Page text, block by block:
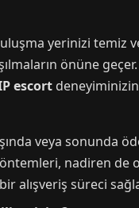
yerinizi temiz
önüne
escort
veya sonunda
nadiren de
alışveriş süreci